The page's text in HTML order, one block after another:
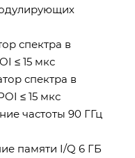
спектра в
≤ 15 мкс
спектра в
≤ 15 мкс
частоты 90 ГГц
памяти I/Q 6 ГБ